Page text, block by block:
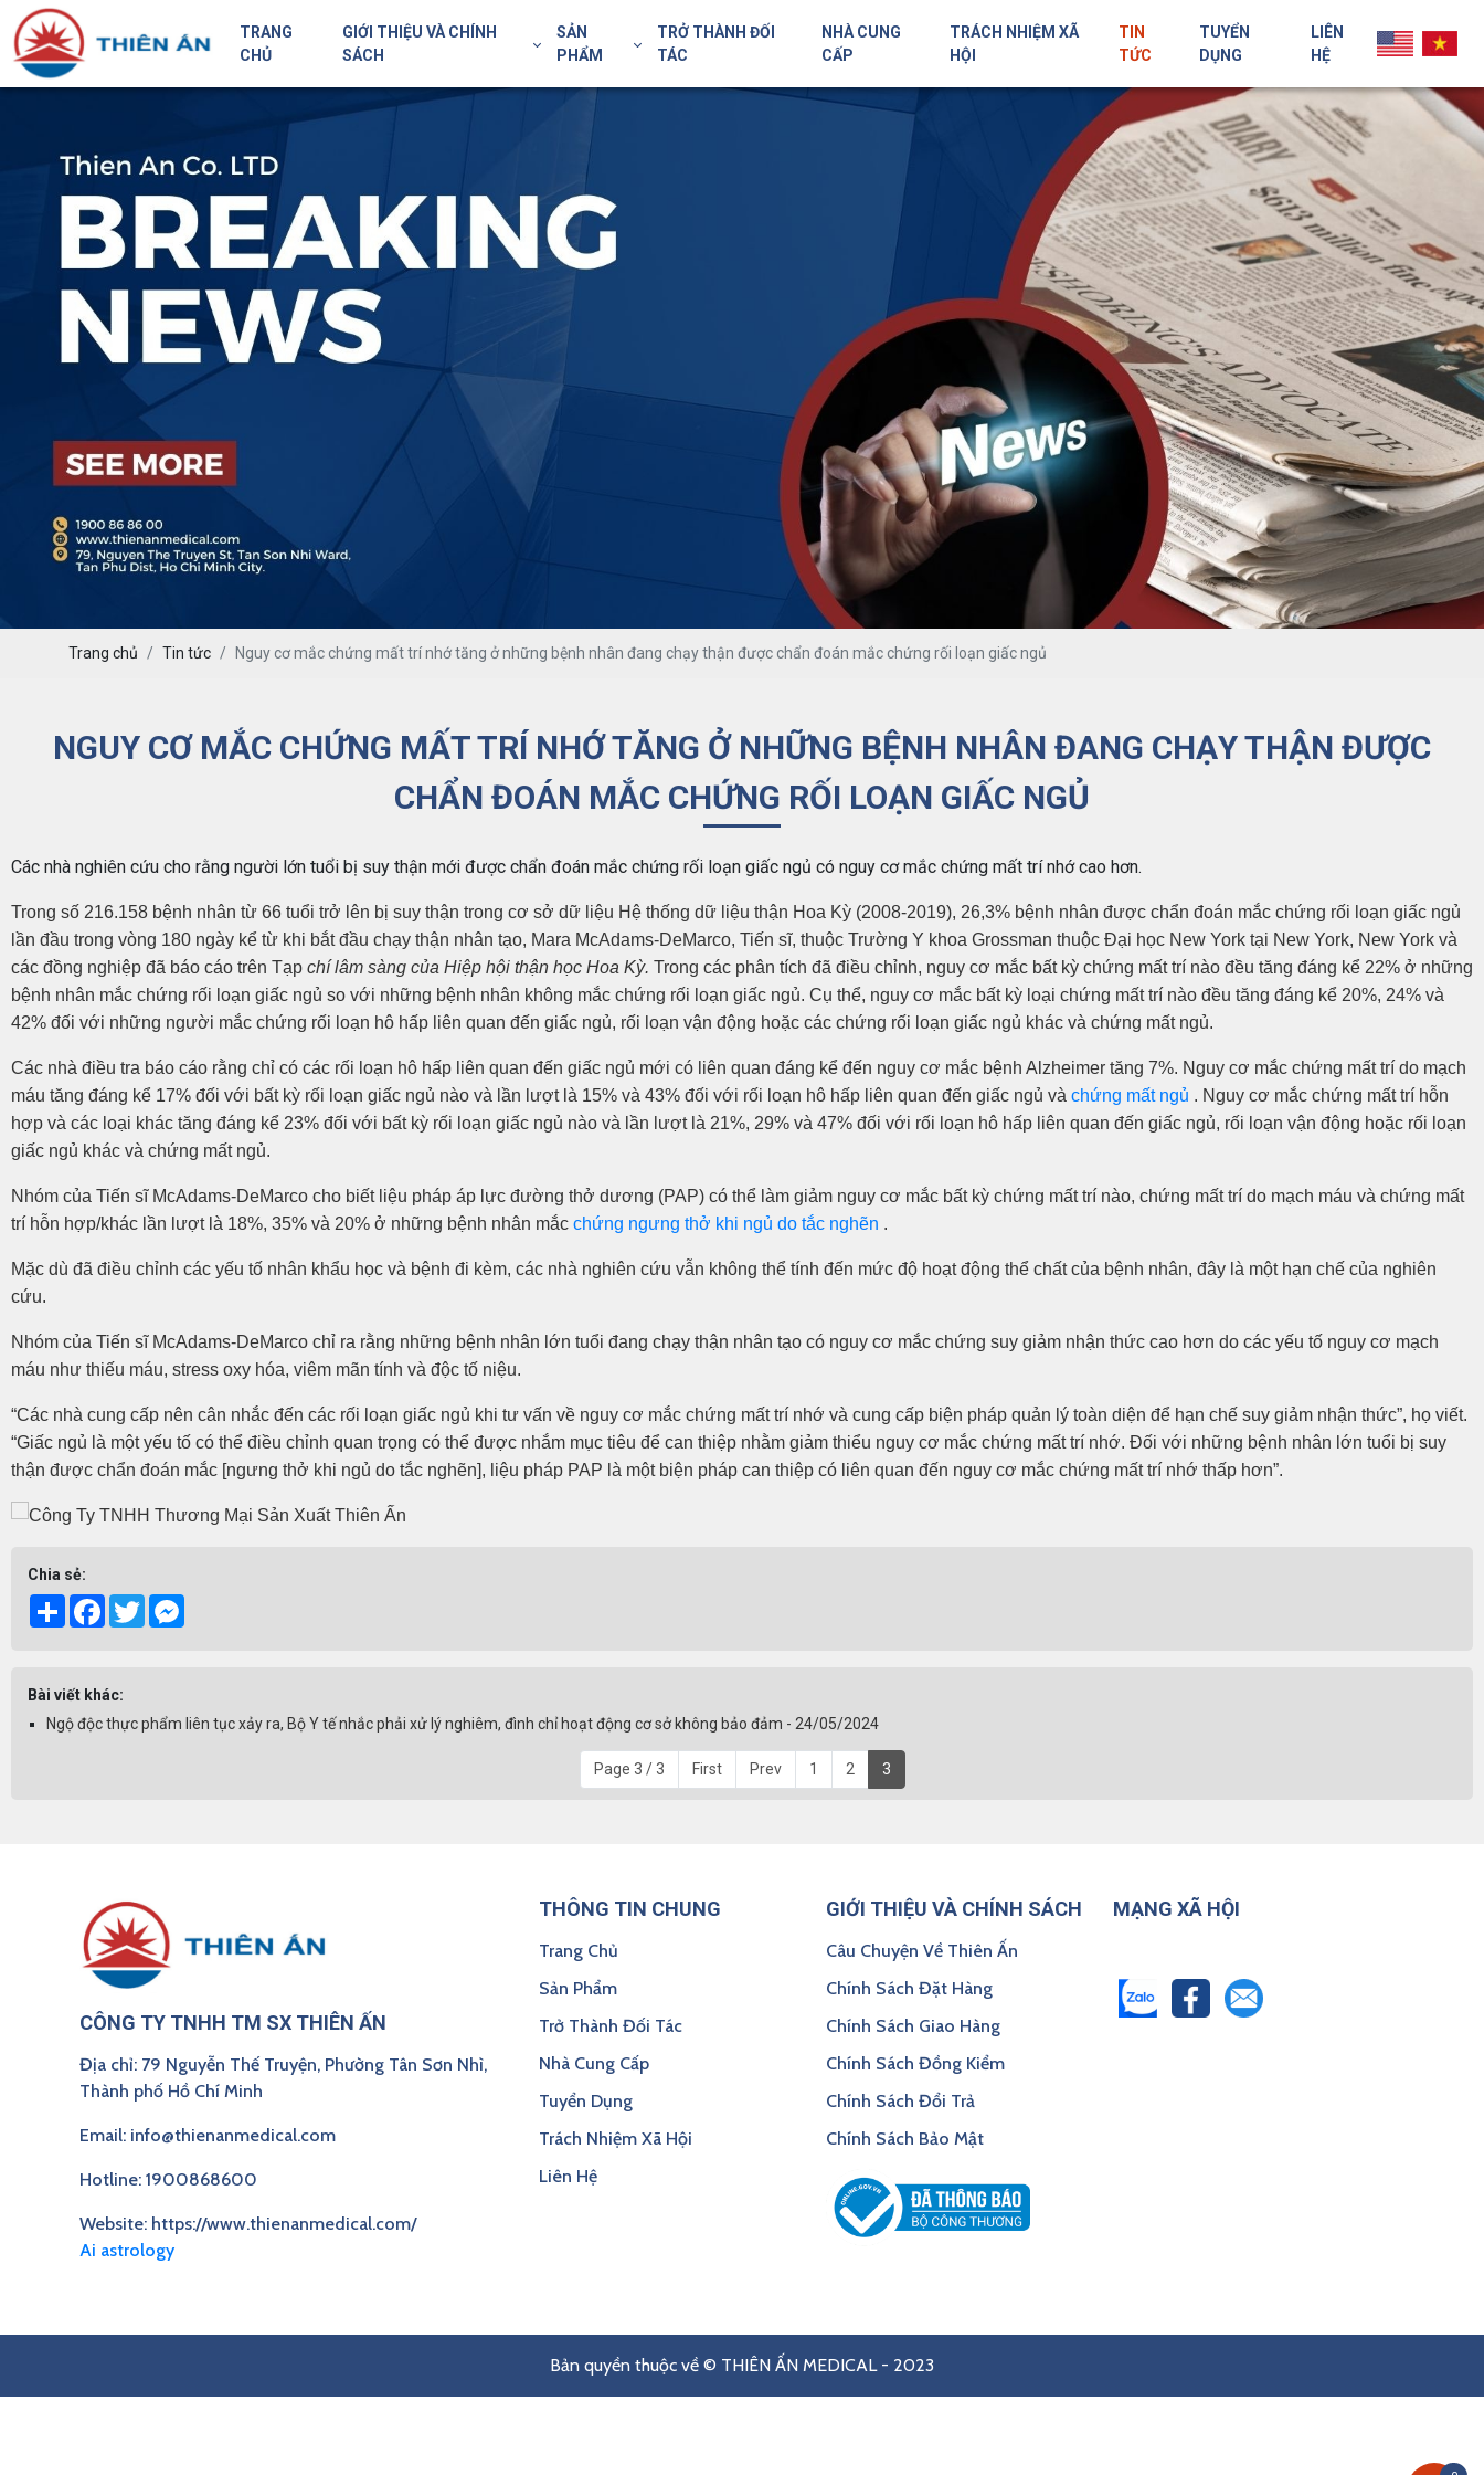
TRANG
CHỦ
GIỚI THIỆU VÀ CHÍNH
SÁCH
SẢN
PHẨM
TRỞ THÀNH ĐỐI
TÁC
NHÀ CUNG
CẤP
TRÁCH NHIỆM XÃ
HỘI
TIN
TỨC
TUYỂN
DỤNG
LIÊN
HỆ
Trang chủ Tin tức Nguy cơ mắc chứng mất trí nhớ tăng ở những bệnh nhân đang chạy thận được chẩn đoán mắc chứng rối loạn giấc ngủ
NGUY CƠ MẮC CHỨNG MẤT TRÍ NHỚ TĂNG Ở NHỮNG BỆNH NHÂN ĐANG CHẠY THẬN ĐƯỢC
CHẨN ĐOÁN MẮC CHỨNG RỐI LOẠN GIẤC NGỦ
Các nhà nghiên cứu cho rằng người lớn tuổi bị suy thận mới được chẩn đoán mắc chứng rối loạn giấc ngủ có nguy cơ mắc chứng mất trí nhớ cao hơn.
Trong số 216.158 bệnh nhân từ 66 tuổi trở lên bị suy thận trong cơ sở dữ liệu Hệ thống dữ liệu thận Hoa Kỳ (2008-2019), 26,3% bệnh nhân được chẩn đoán mắc chứng rối loạn giấc ngủ
lần đầu trong vòng 180 ngày kể từ khi bắt đầu chạy thận nhân tạo, Mara McAdams-DeMarco, Tiến sĩ, thuộc Trường Y khoa Grossman thuộc Đại học New York tại New York, New York và
các đồng nghiệp đã báo cáo trên Tạp chí lâm sàng của Hiệp hội thận học Hoa Kỳ. Trong các phân tích đã điều chỉnh, nguy cơ mắc bất kỳ chứng mất trí nào đều tăng đáng kể 22% ở những
bệnh nhân mắc chứng rối loạn giấc ngủ so với những bệnh nhân không mắc chứng rối loạn giấc ngủ. Cụ thể, nguy cơ mắc bất kỳ loại chứng mất trí nào đều tăng đáng kể 20%, 24% và
42% đối với những người mắc chứng rối loạn hô hấp liên quan đến giấc ngủ, rối loạn vận động hoặc các chứng rối loạn giấc ngủ khác và chứng mất ngủ.
Các nhà điều tra báo cáo rằng chỉ có các rối loạn hô hấp liên quan đến giấc ngủ mới có liên quan đáng kể đến nguy cơ mắc bệnh Alzheimer tăng 7%. Nguy cơ mắc chứng mất trí do mạch
máu tăng đáng kể 17% đối với bất kỳ rối loạn giấc ngủ nào và lần lượt là 15% và 43% đối với rối loạn hô hấp liên quan đến giấc ngủ và chứng mất ngủ . Nguy cơ mắc chứng mất trí hỗn
hợp và các loại khác tăng đáng kể 23% đối với bất kỳ rối loạn giấc ngủ nào và lần lượt là 21%, 29% và 47% đối với rối loạn hô hấp liên quan đến giấc ngủ, rối loạn vận động hoặc rối loạn
giấc ngủ khác và chứng mất ngủ.
Nhóm của Tiến sĩ McAdams-DeMarco cho biết liệu pháp áp lực đường thở dương (PAP) có thể làm giảm nguy cơ mắc bất kỳ chứng mất trí nào, chứng mất trí do mạch máu và chứng mất
trí hỗn hợp/khác lần lượt là 18%, 35% và 20% ở những bệnh nhân mắc chứng ngưng thở khi ngủ do tắc nghẽn .
Mặc dù đã điều chỉnh các yếu tố nhân khẩu học và bệnh đi kèm, các nhà nghiên cứu vẫn không thể tính đến mức độ hoạt động thể chất của bệnh nhân, đây là một hạn chế của nghiên
cứu.
Nhóm của Tiến sĩ McAdams-DeMarco chỉ ra rằng những bệnh nhân lớn tuổi đang chạy thận nhân tạo có nguy cơ mắc chứng suy giảm nhận thức cao hơn do các yếu tố nguy cơ mạch
máu như thiếu máu, stress oxy hóa, viêm mãn tính và độc tố niệu.
“Các nhà cung cấp nên cân nhắc đến các rối loạn giấc ngủ khi tư vấn về nguy cơ mắc chứng mất trí nhớ và cung cấp biện pháp quản lý toàn diện để hạn chế suy giảm nhận thức”, họ viết.
“Giấc ngủ là một yếu tố có thể điều chỉnh quan trọng có thể được nhắm mục tiêu để can thiệp nhằm giảm thiểu nguy cơ mắc chứng mất trí nhớ. Đối với những bệnh nhân lớn tuổi bị suy
thận được chẩn đoán mắc [ngưng thở khi ngủ do tắc nghẽn], liệu pháp PAP là một biện pháp can thiệp có liên quan đến nguy cơ mắc chứng mất trí nhớ thấp hơn”.
Chia sẻ:
Share Facebook
Twitter
Bài viết khác:
Ngộ độc thực phẩm liên tục xảy ra, Bộ Y tế nhắc phải xử lý nghiêm, đình chỉ hoạt động cơ sở không bảo đảm - 24/05/2024
Page 3 / 3 First Prev 1 2 3
CÔNG TY TNHH TM SX THIÊN ẤN
Địa chỉ: 79 Nguyễn Thế Truyện, Phường Tân Sơn Nhì,
Thành phố Hồ Chí Minh
Email: info@thienanmedical.com
Hotline: 1900868600
Website: https://www.thienanmedical.com/
Ai astrology
THÔNG TIN CHUNG
Trang Chủ
Sản Phẩm
Trở Thành Đối Tác
Nhà Cung Cấp
Tuyển Dụng
Trách Nhiệm Xã Hội
Liên Hệ
GIỚI THIỆU VÀ CHÍNH SÁCH
Câu Chuyện Về Thiên Ấn
Chính Sách Đặt Hàng
Chính Sách Giao Hàng
Chính Sách Đồng Kiểm
Chính Sách Đổi Trả
Chính Sách Bảo Mật
MẠNG XÃ HỘI
Bản quyền thuộc về © THIÊN ẤN MEDICAL - 2023